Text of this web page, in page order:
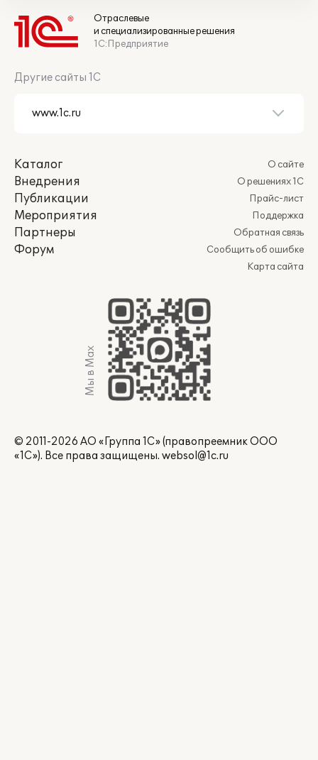
Отраслевые
и специализированные решения
1С:Предприятие
Другие сайты 1С
Каталог
Внедрения
Публикации
Мероприятия
Партнеры
Форум
О сайте
О решениях 1С
Прайс-лист
Поддержка
Обратная связь
Сообщить об ошибке
Карта сайта
Мы в Max
© 2011-2026 АО «Группа 1С» (правопреемник ООО
«1С»). Все права защищены. websol@1c.ru